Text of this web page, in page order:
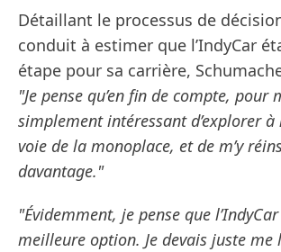
Détaillant le processus de
conduit à estimer que l’IndyCar
étape pour sa carrière,
"Je pense qu’en fin de compte, pour
simplement intéressant d’explorer à
voie de la monoplace, et de m’y
davantage."
"Évidemment, je pense que
meilleure option. Je devais juste me